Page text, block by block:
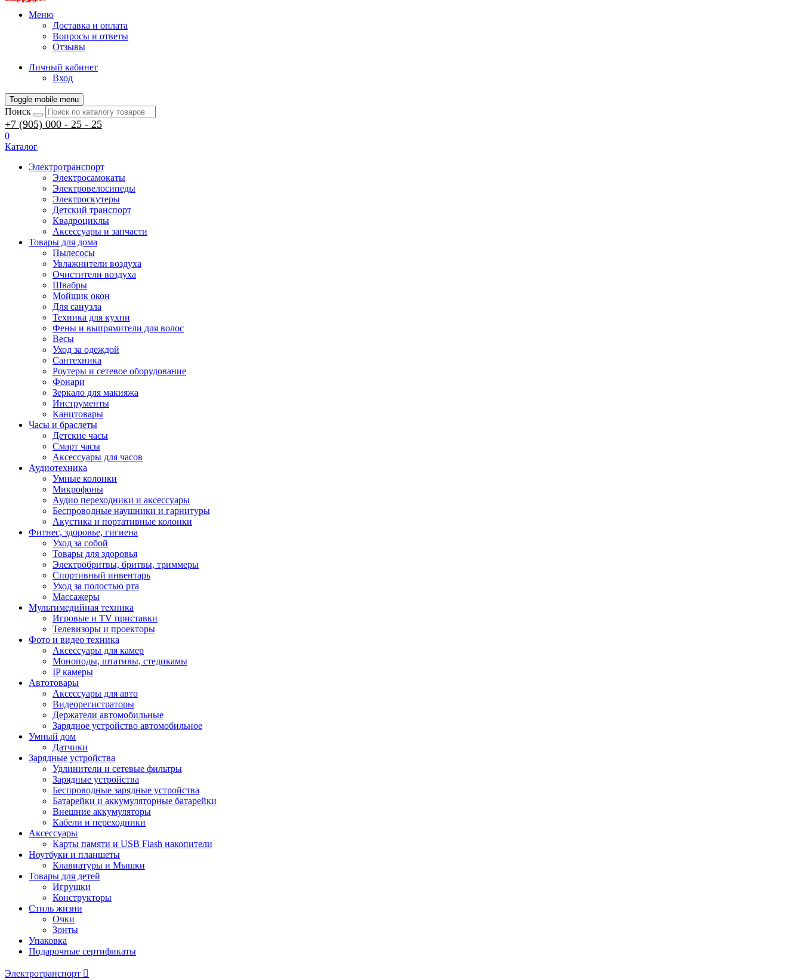
Меню
Доставка и оплата
Вопросы и ответы
Отзывы
Личный кабинет
Вход
Toggle mobile menu
Поиск
+7 (905) 000 - 25 - 25
0
Каталог
Электротранспорт
Электросамокаты
Электровелосипеды
Электроскутеры
Детский транспорт
Квадроциклы
Аксессуары и запчасти
Товары для дома
Пылесосы
Увлажнители воздуха
Очистители воздуха
Швабры
Мойщик окон
Для санузла
Техника для кухни
Фены и выпрямители для волос
Весы
Уход за одеждой
Сантехника
Роутеры и сетевое оборудование
Фонари
Зеркало для макияжа
Инструменты
Канцтовары
Часы и браслеты
Детские часы
Смарт часы
Аксессуары для часов
Аудиотехника
Умные колонки
Микрофоны
Аудио переходники и аксессуары
Беспроводные наушники и гарнитуры
Акустика и портативные колонки
Фитнес, здоровье, гигиена
Уход за собой
Товары для здоровья
Электробритвы, бритвы, триммеры
Спортивный инвентарь
Уход за полостью рта
Массажеры
Мультимедийная техника
Игровые и TV приставки
Телевизоры и проекторы
Фото и видео техника
Аксессуары для камер
Моноподы, штативы, стедикамы
IP камеры
Автотовары
Аксессуары для авто
Видеорегистраторы
Держатели автомобильные
Зарядное устройство автомобильное
Умный дом
Датчики
Зарядные устройства
Удлинители и сетевые фильтры
Зарядные устройства
Беспроводные зарядные устройства
Батарейки и аккумуляторные батарейки
Внешние аккумуляторы
Кабели и переходники
Аксессуары
Карты памяти и USB Flash накопители
Ноутбуки и планшеты
Клавиатуры и Мышки
Товары для детей
Игрушки
Конструкторы
Стиль жизни
Очки
Зонты
Упаковка
Подарочные сертификаты
Электротранспорт